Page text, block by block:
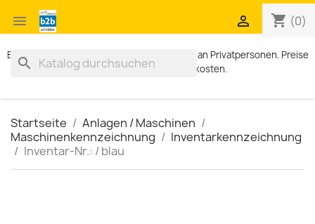
 shopping_cart (0)

Exklusiv für Geschäftskunden. Kein Verkauf an Privatpersonen. Preise
zzgl. MWST und Versandkosten.
search
Startseite
Anlagen / Maschinen
Maschinenkennzeichnung
Inventarkennzeichnung
Inventar-Nr.: / blau